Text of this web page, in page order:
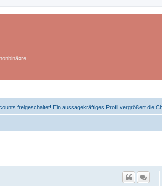
freigeschaltet! Ein aussagekräftiges Profil vergrößert die